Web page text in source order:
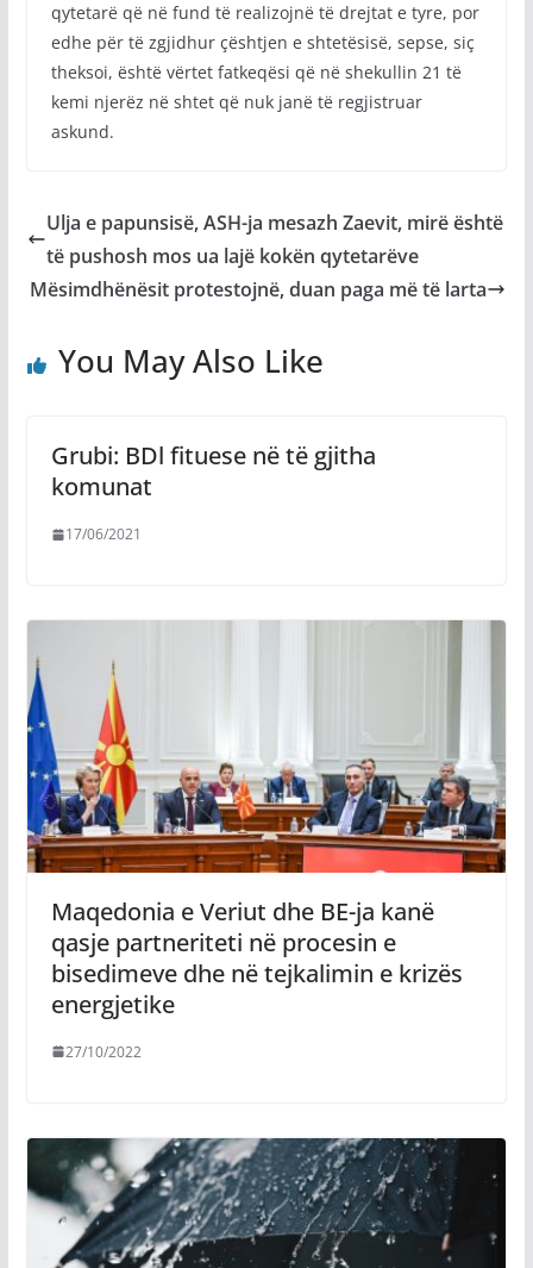
qytetarë që në fund të realizojnë të drejtat e tyre, por
edhe për të zgjidhur çështjen e shtetësisë, sepse, siç
theksoi, është vërtet fatkeqësi që në shekullin 21 të
kemi njerëz në shtet që nuk janë të regjistruar
askund.
Ulja e papunsisë, ASH-ja mesazh Zaevit, mirë është
të pushosh mos ua lajë kokën qytetarëve
Mësimdhënësit protestojnë, duan paga më të larta
You May Also Like
Grubi: BDl fituese në të gjitha
komunat
17/06/2021
Maqedonia e Veriut dhe BE-ja kanë
qasje partneriteti në procesin e
bisedimeve dhe në tejkalimin e krizës
energjetike
27/10/2022